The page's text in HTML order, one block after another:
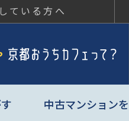
ている方へ
中古マンション